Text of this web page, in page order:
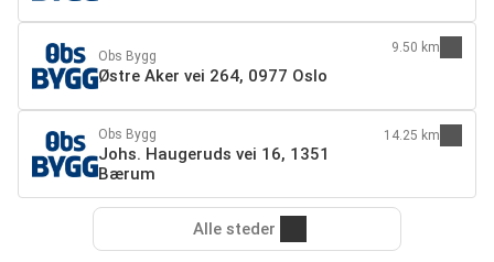
Obs Bygg
Østre Aker vei 264, 0977 Oslo
9.50 km
Obs Bygg
Johs. Haugeruds vei 16, 1351
Bærum
14.25 km
Alle steder